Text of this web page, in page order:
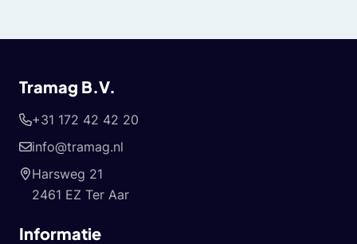
Tramag B.V.
+31 172 42 42 20
info@tramag.nl
Harsweg 21
2461 EZ Ter Aar
Informatie